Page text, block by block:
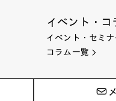
イベント・コ
イベント・セミ
コラム一覧